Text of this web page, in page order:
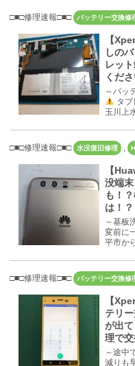
□■□修理速報□■□ バッテリー交換修
【
しの
レッ
くだ
～バッ
タ
玉川上
□■□修理速報□■□ 水没復旧修理
【
没端
も！
は！？
～基板
変前に
平市か
□■□修理速報□■□ バッテリー交換修
【
テリ
が出
理で
～途中
減りも